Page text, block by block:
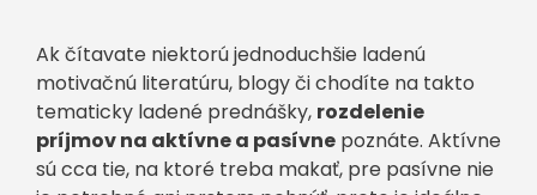
Ak čítavate niektorú jednoduchšie ladenú
motivačnú literatúru, blogy či chodíte na takto
tematicky ladené prednášky, rozdelenie
príjmov na aktívne a pasívne poznáte. Aktívne
sú cca tie, na ktoré treba makať, pre pasívne nie